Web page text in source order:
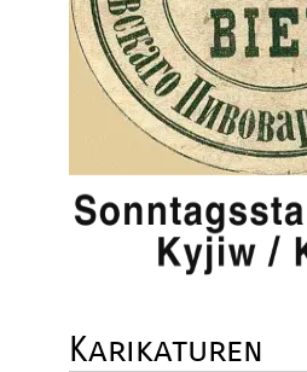
Karikaturen